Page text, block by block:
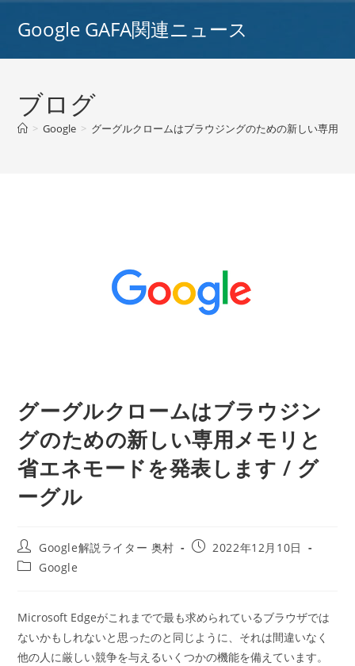
Google GAFA関連ニュース
ブログ
> Google > グーグルクロームはブラウジングのための新しい専用
グーグルクロームはブラウジン
グのための新しい専用メモリと
省エネモードを発表します / グ
ーグル
投
稿
者:
Google解説ライター 奥村
投
2022年12月10日
投
テ
ゴ
リ
ー:
Google
Microsoft Edgeがこれまでで最も求められているブラウザでは
ないかもしれないと思ったのと同じように、それは間違いなく
他の人に厳しい競争を与えるいくつかの機能を備えています。